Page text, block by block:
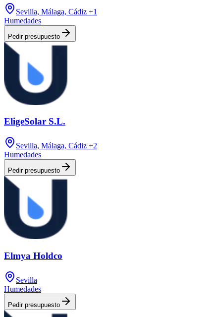
Sevilla, Málaga, Cádiz +1
Humedades
Pedir presupuesto
EligeSolar S.L.
Sevilla, Málaga, Cádiz +2
Humedades
Pedir presupuesto
Elmya Holdco
Sevilla
Humedades
Pedir presupuesto